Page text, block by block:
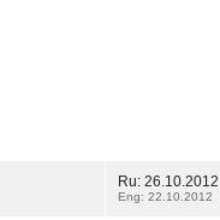
Ru: 26.10.2012
Eng: 22.10.2012